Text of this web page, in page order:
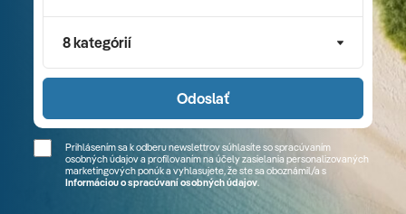
8 kategórií
Odoslať
Prihlásením sa k odberu newslettrov súhlasíte so spracúvaním
osobných údajov a profilovaním na účely zasielania personalizovaných
marketingových ponúk a vyhlasujete, že ste sa oboznámil/a s
Informáciou o spracúvaní osobných údajov.